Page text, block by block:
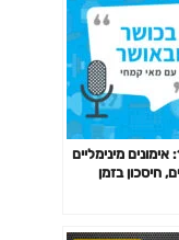
פרק 144: אימונים מינימליים
חיסכון בזמן